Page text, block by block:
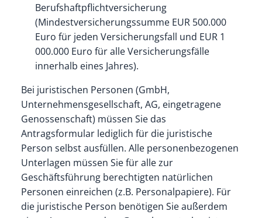
Berufshaftpflichtversicherung
(Mindestversicherungssumme EUR500.000
Euro für jeden Versicherungsfall und EUR 1
000.000 Euro für alle Versicherungsfälle
innerhalb eines Jahres).
Bei juristischen Personen (GmbH,
Unternehmensgesellschaft, AG, eingetragene
Genossenschaft) müssen Sie das
Antragsformular lediglich für die juristische
Person selbst ausfüllen. Alle personenbezogenen
Unterlagen müssen Sie für alle zur
Geschäftsführung berechtigten natürlichen
Personen einreichen (z.B. Personalpapiere). Für
die juristische Person benötigen Sie außerdem